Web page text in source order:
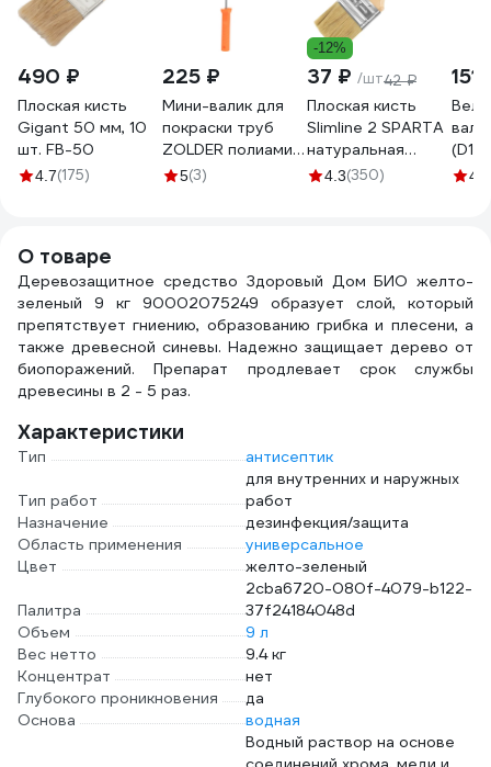
490 ₽
Плоская кисть
Gigant 50 мм, 10
шт. FB-50
4.7(175)
225 ₽
Мини-валик для
покраски труб
ZOLDER полиамид,
с ручкой, ворс 12
5(3)
-12%
37 ₽ /шт42 ₽
Плоская кисть
Slimline 2 SPARTA
натуральная
щетина,
4.3(350)
151
4 4.9
О товаре
Деревозащитное средство Здоровый Дом БИО желто-
зеленый 9 кг 90002075249 образует слой, который
препятствует гниению, образованию грибка и плесени, а
также древесной синевы. Надежно защищает дерево от
биопоражений. Препарат продлевает срок службы
древесины в 2 - 5 раз.
Характеристики
Тип антисептик
Тип работ
для внутренних и наружных
работ
Назначение
дезинфекция/защита
Область применения
универсальное
Цвет
желто-зеленый
Палитра
2cba6720-080f-4079-b122-
37f24184048d
Объем
9 л
Вес нетто
9.4 кг
Концентрат
нет
Глубокого проникновения
да
Основа
водная
Водный раствор на основе